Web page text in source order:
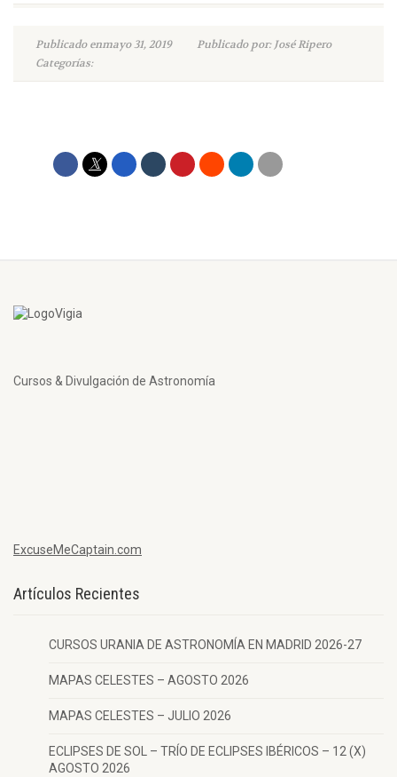
Publicado enmayo 31, 2019
Publicado por: José Ripero
Categorías:
Cursos & Divulgación de Astronomía
ExcuseMeCaptain.com
Artículos Recientes
CURSOS URANIA DE ASTRONOMÍA EN MADRID 2026-27
MAPAS CELESTES – AGOSTO 2026
MAPAS CELESTES – JULIO 2026
ECLIPSES DE SOL – TRÍO DE ECLIPSES IBÉRICOS – 12 (X)
AGOSTO 2026